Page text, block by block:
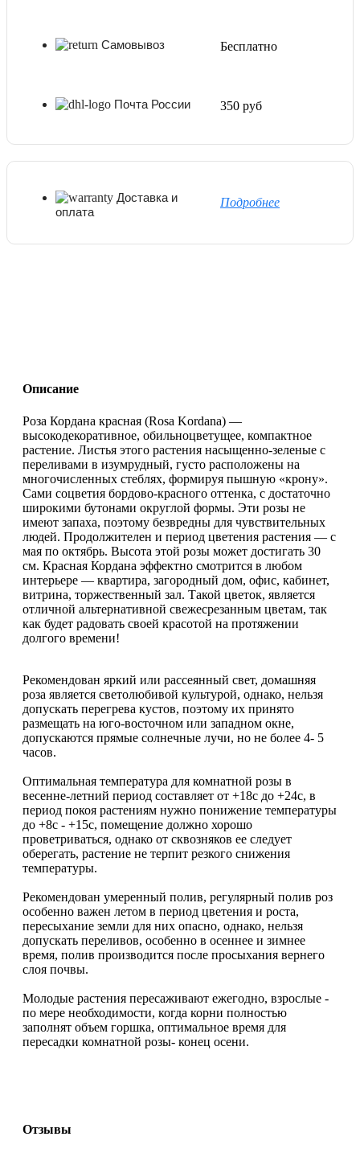
Самовывоз Бесплатно
Почта России 350 руб
Доставка и
оплата
Подробнее
Описание
Роза Кордана красная (Rosa Kordana) —
высокодекоративное, обильноцветущее, компактное
растение. Листья этого растения насыщенно-зеленые с
переливами в изумрудный, густо расположены на
многочисленных стеблях, формируя пышную «крону».
Сами соцветия бордово-красного оттенка, с достаточно
широкими бутонами округлой формы. Эти розы не
имеют запаха, поэтому безвредны для чувствительных
людей. Продолжителен и период цветения растения — с
мая по октябрь. Высота этой розы может достигать 30
см. Красная Кордана эффектно смотрится в любом
интерьере — квартира, загородный дом, офис, кабинет,
витрина, торжественный зал. Такой цветок, является
отличной альтернативной свежесрезанным цветам, так
как будет радовать своей красотой на протяжении
долгого времени!
Рекомендован яркий или рассеянный свет, домашняя
роза является светолюбивой культурой, однако, нельзя
допускать перегрева кустов, поэтому их принято
размещать на юго-восточном или западном окне,
допускаются прямые солнечные лучи, но не более 4- 5
часов.
Оптимальная температура для комнатной розы в
весенне-летний период составляет от +18c до +24c, в
период покоя растениям нужно понижение температуры
до +8c - +15c, помещение должно хорошо
проветриваться, однако от сквозняков ее следует
оберегать, растение не терпит резкого снижения
температуры.
Рекомендован умеренный полив, регулярный полив роз
особенно важен летом в период цветения и роста,
пересыхание земли для них опасно, однако, нельзя
допускать переливов, особенно в осеннее и зимнее
время, полив производится после просыхания вернего
слоя почвы.
Молодые растения пересаживают ежегодно, взрослые -
по мере необходимости, когда корни полностью
заполнят объем горшка, оптимальное время для
пересадки комнатной розы- конец осени.
Отзывы